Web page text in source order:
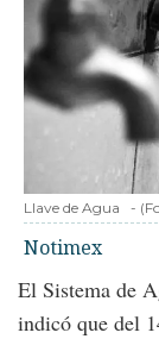
Llave de Agua -
Notimex
El Sistema de
indicó que del